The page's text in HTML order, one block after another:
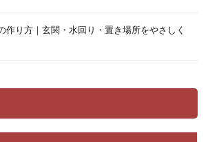
作り方｜玄関・水回り・置き場所をやさしく